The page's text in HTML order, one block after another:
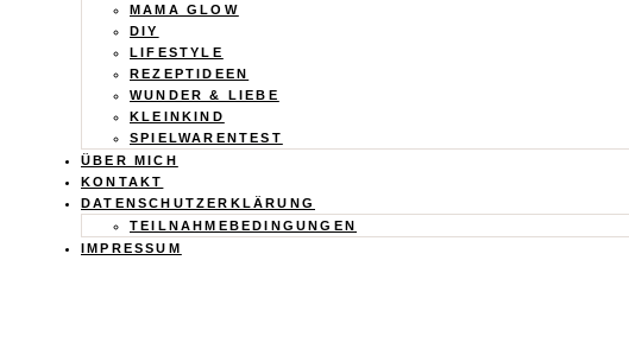
MAMA GLOW
DIY
LIFESTYLE
REZEPTIDEEN
WUNDER & LIEBE
KLEINKIND
SPIELWARENTEST
ÜBER MICH
KONTAKT
DATENSCHUTZERKLÄRUNG
TEILNAHMEBEDINGUNGEN
IMPRESSUM